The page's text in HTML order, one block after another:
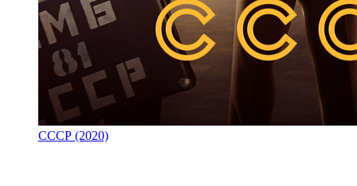
СССР (2020)